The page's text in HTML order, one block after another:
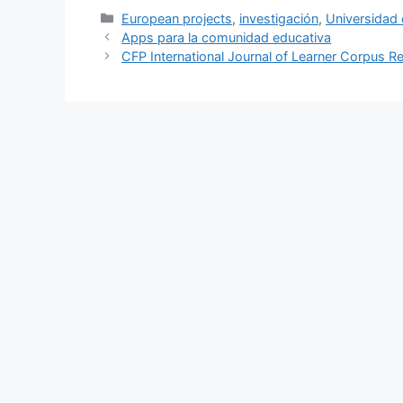
Categories
European projects, investigación, Universidad
Apps para la comunidad educativa
CFP International Journal of Learner Corpus